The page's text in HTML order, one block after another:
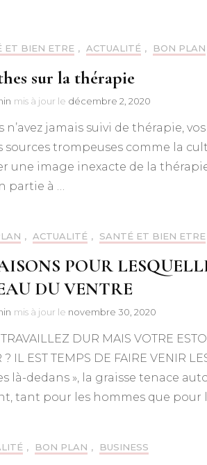
ET BIEN ETRE , ACTUALITÉ , BON PLAN
sur la thérapie
mis à jour le décembre 2, 2020
n’avez jamais suivi de thérapie,
sources trompeuses comme la
une image inexacte de la
partie à …
, ACTUALITÉ , SANTÉ ET BIEN ETRE
POUR
DU VENTRE
mis à jour le novembre 30, 2020
DUR MAIS VOTRE
? IL EST TEMPS DE FAIRE VENIR
là-dedans », la graisse tenace
tant pour les hommes que pour
, BON PLAN , BUSINESS